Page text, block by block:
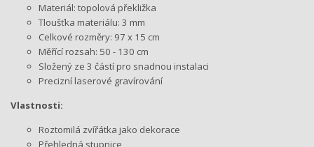
Materiál: topolová překližka
Tloušťka materiálu: 3 mm
Celkové rozměry: 97 x 15 cm
Měřící rozsah: 50 - 130 cm
Složený ze 3 částí pro snadnou instalaci
Precizní laserové gravírování
Vlastnosti:
Roztomilá zvířátka jako dekorace
Přehledná stupnice